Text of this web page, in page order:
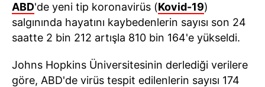
ABD'de yeni tip koronavirüs (Kovid-19)
salgınında hayatını kaybedenlerin sayısı son 24
saatte 2 bin 212 artışla 810 bin 164'e yükseldi.
Johns Hopkins Üniversitesinin derlediği verilere
göre, ABD'de virüs tespit edilenlerin sayısı 174